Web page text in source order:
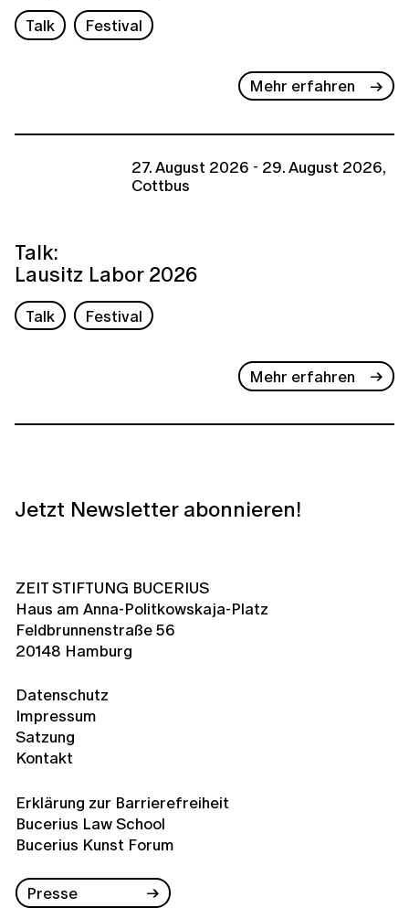
Talk Festival
Mehr erfahren
27. August 2026 - 29. August 2026,
Cottbus
Talk:
Lausitz Labor 2026
Talk Festival
Mehr erfahren
Jetzt Newsletter abonnieren!
ZEIT STIFTUNG BUCERIUS
Haus am Anna-Politkowskaja-Platz
Feldbrunnenstraße 56
20148 Hamburg
Datenschutz
Impressum
Satzung
Kontakt
Erklärung zur Barrierefreiheit
Bucerius Law School
Bucerius Kunst Forum
Presse